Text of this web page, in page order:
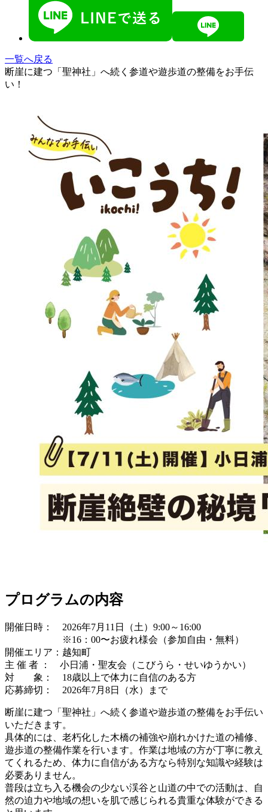
一覧へ戻る
断崖に建つ「聖神社」へ続く参道や遊歩道の整備をお手伝
い！
プログラムの内容
開催日時： 2026年7月11日（土）9:00～16:00
※16：00〜お疲れ様会（参加自由・無料）
開催エリア：越知町
主 催 者 ： 小日浦・聖友会（こびうら・せいゆうかい）
対 象： 18歳以上で体力に自信のある方
応募締切： 2026年7月8日（水）まで
断崖に建つ「聖神社」へ続く参道や遊歩道の整備をお手伝い
いただきます。
具体的には、老朽化した木橋の補強や崩れかけた道の補修、
遊歩道の整備作業を行います。作業は地域の方が丁寧に教え
てくれるため、体力に自信がある方なら特別な知識や経験は
必要ありません。
普段は立ち入る機会の少ない渓谷と山道の中での活動は、自
然の迫力や地域の想いを肌で感じられる貴重な体験ができる